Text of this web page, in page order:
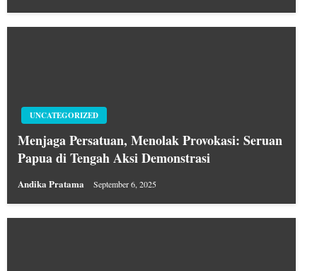
UNCATEGORIZED
Menjaga Persatuan, Menolak Provokasi: Seruan
Papua di Tengah Aksi Demonstrasi
Andika Pratama September 6, 2025